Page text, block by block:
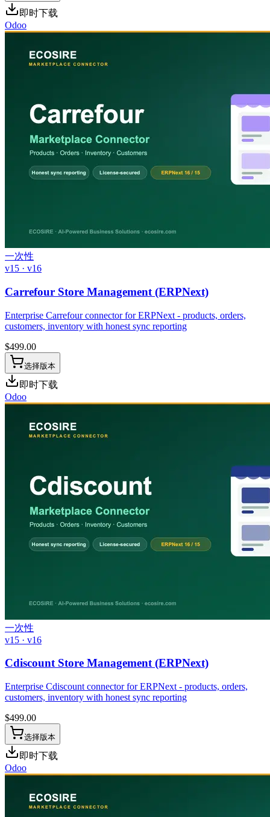
即时下载
Odoo
一次性
v15 · v16
Carrefour Store Management (ERPNext)
Enterprise Carrefour connector for ERPNext - products, orders,
customers, inventory with honest sync reporting
$499.00
选择版本
即时下载
Odoo
一次性
v15 · v16
Cdiscount Store Management (ERPNext)
Enterprise Cdiscount connector for ERPNext - products, orders,
customers, inventory with honest sync reporting
$499.00
选择版本
即时下载
Odoo